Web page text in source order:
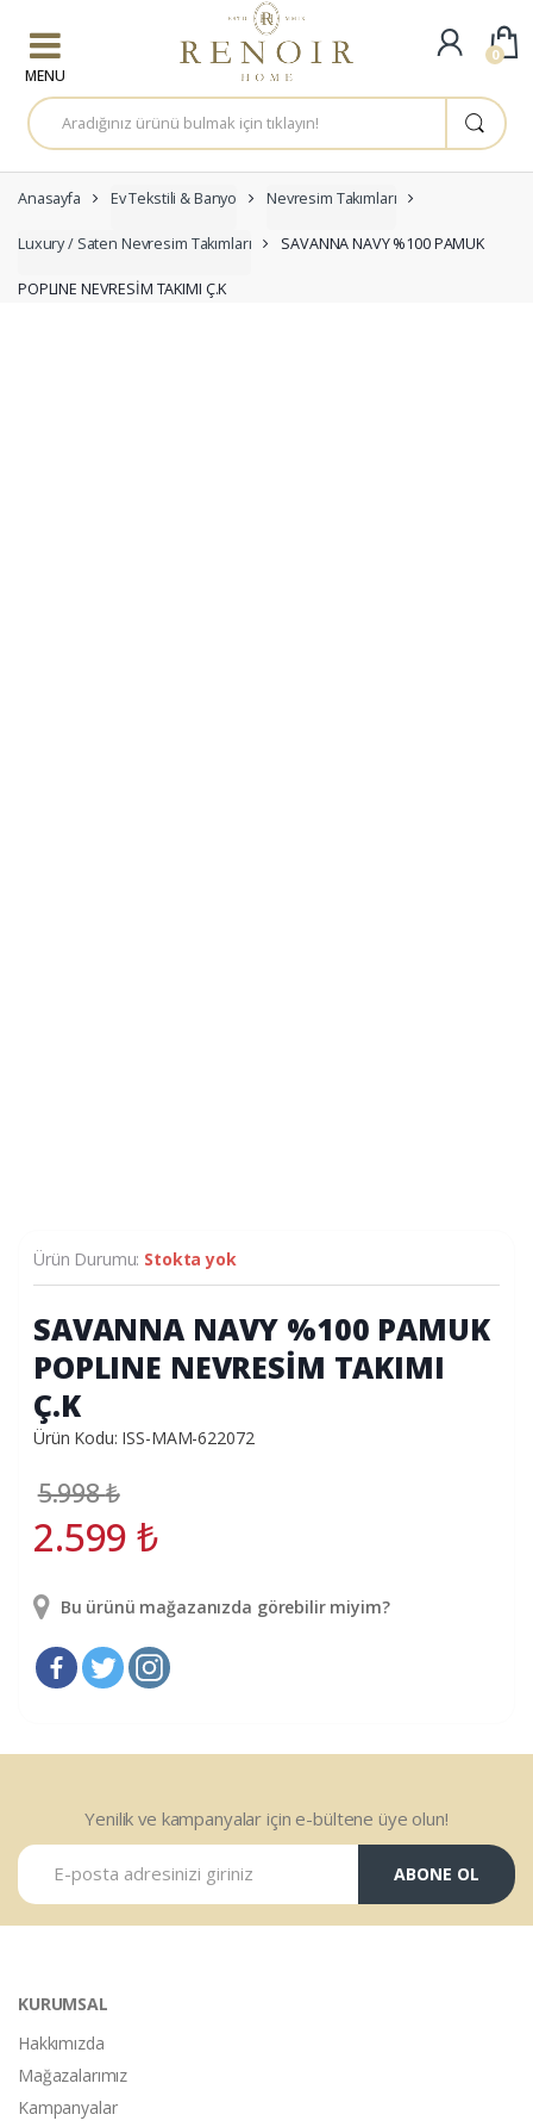
A
r
a
a
:
Anasayfa Ev Tekstili & Banyo Nevresim Takımları
Luxury / Saten Nevresim Takımları SAVANNA NAVY %100 PAMUK
POPLINE NEVRESİM TAKIMI Ç.K
Ürün Durumu: Stokta yok
SAVANNA NAVY %100 PAMUK
POPLINE NEVRESİM TAKIMI
Ç.K
Ürün Kodu: ISS-MAM-622072
5.998₺
2.599₺
Bu ürünü mağazanızda görebilir miyim?
Yenilik ve kampanyalar için e-bültene üye olun!
ABONE OL
KURUMSAL
Hakkımızda
Mağazalarımız
Kampanyalar
0